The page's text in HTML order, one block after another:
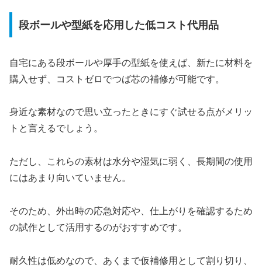
段ボールや型紙を応用した低コスト代用品
自宅にある段ボールや厚手の型紙を使えば、新たに材料を
購入せず、コストゼロでつば芯の補修が可能です。
身近な素材なので思い立ったときにすぐ試せる点がメリッ
トと言えるでしょう。
ただし、これらの素材は水分や湿気に弱く、長期間の使用
にはあまり向いていません。
そのため、外出時の応急対応や、仕上がりを確認するため
の試作として活用するのがおすすめです。
耐久性は低めなので、あくまで仮補修用として割り切り、